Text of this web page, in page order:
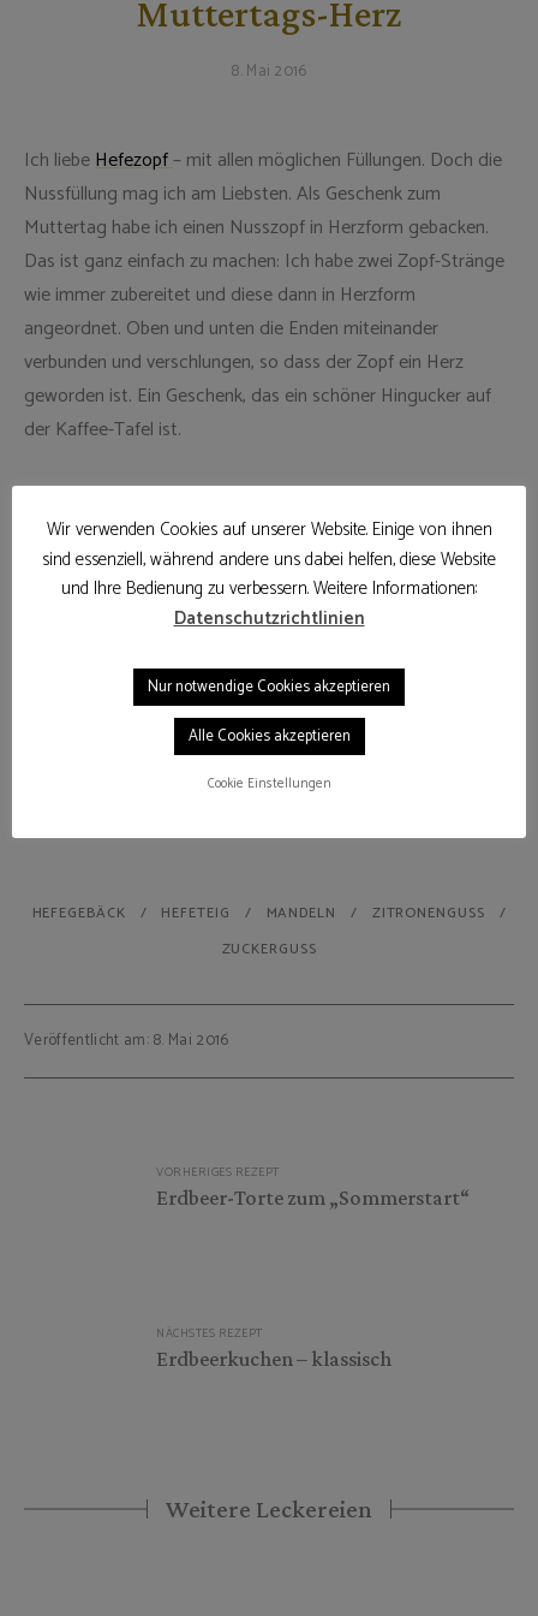
Muttertags-Herz
8. Mai 2016
Ich liebeHefezopf– mit allen möglichen Füllungen. Doch die
Nussfüllung mag ich am Liebsten. Als Geschenk zum
Muttertag habe ich einen Nusszopf in Herzform gebacken.
Das ist ganz einfach zu machen: Ich habe zwei Zopf-Stränge
wie immer zubereitet und diese dann in Herzform
angeordnet. Oben und unten die Enden miteinander
verbunden und verschlungen, so dass der Zopf ein Herz
geworden ist. Ein Geschenk, das ein schöner Hingucker auf
der Kaffee-Tafel ist.
HEFEGEBÄCK HEFETEIG MANDELN
ZITRONENGUSS
ZUCKERGUSS
Veröffentlicht am: 8. Mai 2016
VORHERIGES REZEPT
Erdbeer-Torte zum „Sommerstart“
NÄCHSTES REZEPT
Erdbeerkuchen – klassisch
Weitere Leckereien
Wir verwenden Cookies auf unserer Website. Einige von ihnen
sind essenziell, während andere uns dabei helfen, diese Website
und Ihre Bedienung zu verbessern. Weitere Informationen:
Datenschutzrichtlinien
Nur notwendige Cookies akzeptieren
Alle Cookies akzeptieren
Cookie Einstellungen